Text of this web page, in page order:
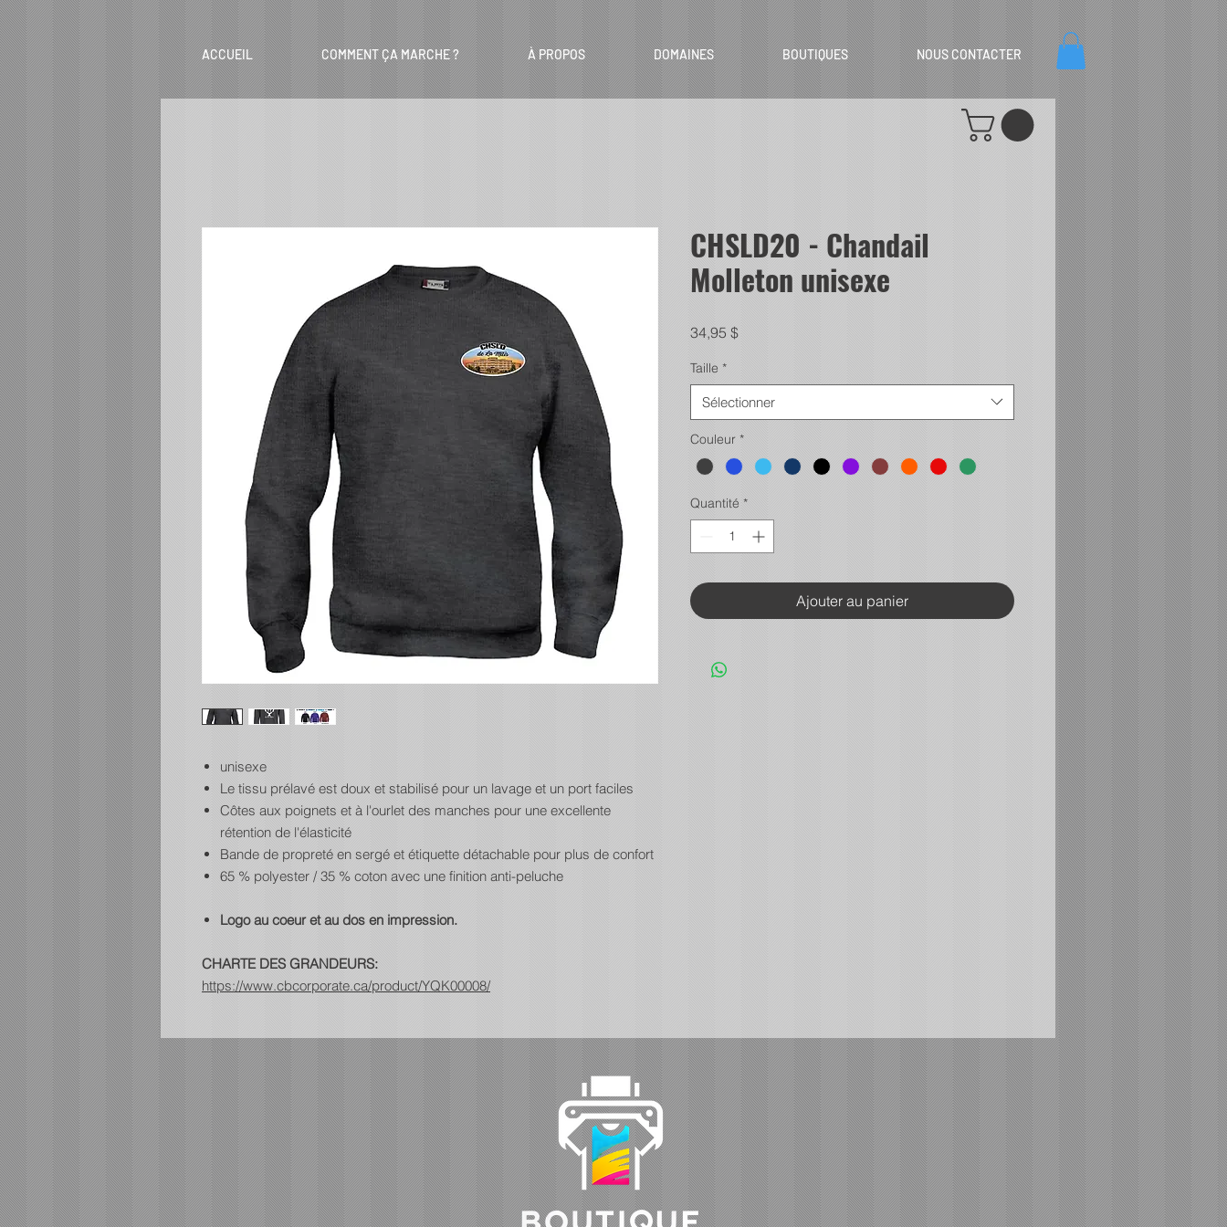
ACCUEIL COMMENT ÇA MARCHE ? À PROPOS DOMAINES BOUTIQUES NOUS CONTACTER
unisexe
Le tissu prélavé est doux et stabilisé pour un lavage et un port faciles
Côtes aux poignets et à l'ourlet des manches pour une excellente
rétention de l'élasticité
Bande de propreté en sergé et étiquette détachable pour plus de confort
65 % polyester / 35 % coton avec une finition anti-peluche
Logo au coeur et au dos en impression.
CHARTE DES GRANDEURS:
https://www.cbcorporate.ca/product/YQK00008/
CHSLD20 - Chandail
Molleton unisexe
34,95 $Prix
Taille *
Sélectionner
Couleur *
Quantité *
Ajouter au panier